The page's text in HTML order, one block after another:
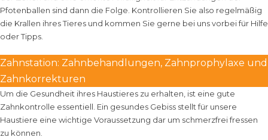
Pfotenballen sind dann die Folge. Kontrollieren Sie also regelmäßig
die Krallen ihres Tieres und kommen Sie gerne bei uns vorbei für Hilfe
oder Tipps.
Zahnstation: Zahnbehandlungen, Zahnprophylaxe und
Zahnkorrekturen
Um die Gesundheit ihres Haustieres zu erhalten, ist eine gute
Zahnkontrolle essentiell. Ein gesundes Gebiss stellt für unsere
Haustiere eine wichtige Voraussetzung dar um schmerzfrei fressen
zu können.